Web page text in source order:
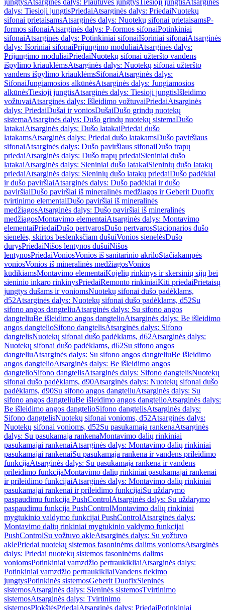
jungtysAtsarginės dalys: Plautuvės jungtysTiesioji jungtisAtsarginės
dalys: Tiesioji jungtisPriedaiAtsarginės dalys: PriedaiNuotekų
sifonai prietaisamsAtsarginės dalys: Nuotekų sifonai prietaisamsP-
formos sifonaiAtsarginės dalys: P-formos sifonaiPotinkiniai
sifonaiAtsarginės dalys: Potinkiniai sifonaiIšoriniai sifonaiAtsarginės
dalys: Išoriniai sifonaiPrijungimo moduliaiAtsarginės dalys:
Prijungimo moduliaiPriedaiNuotekų sifonai užteršto vandens
išpylimo kriauklėmsAtsarginės dalys: Nuotekų sifonai užteršto
vandens išpylimo kriauklėmsSifonaiAtsarginės dalys:
SifonaiJungiamosios alkūnėsAtsarginės dalys: Jungiamosios
alkūnėsTiesioji jungtisAtsarginės dalys: Tiesioji jungtisIšleidimo
vožtuvaiAtsarginės dalys: Išleidimo vožtuvaiPriedaiAtsarginės
dalys: PriedaiDušai ir voniosDušaiDušo grindų nuotekų
sistemaAtsarginės dalys: Dušo grindų nuotekų sistemaDušo
latakaiAtsarginės dalys: Dušo latakaiPriedai dušo
latakamsAtsarginės dalys: Priedai dušo latakamsDušo paviršiaus
sifonaiAtsarginės dalys: Dušo paviršiaus sifonaiDušo trapų
priedaiAtsarginės dalys: Dušo trapų priedaiSieniniai dušo
latakaiAtsarginės dalys: Sieniniai dušo latakaiSieninių dušo latakų
priedaiAtsarginės dalys: Sieninių dušo latakų priedaiDušo padėklai
ir dušo paviršiaiAtsarginės dalys: Dušo padėklai ir dušo
paviršiaiDušo paviršiai iš mineralinės medžiagos ir Geberit Duofix
tvirtinimo elementaiDušo paviršiai iš mineralinės
medžiagosAtsarginės dalys: Dušo paviršiai iš mineralinės
medžiagosMontavimo elementaiAtsarginės dalys: Montavimo
elementaiPriedaiDušo pertvarosDušo pertvarosStacionarios dušo
sienelės, skirtos beslenksčiam dušuiVonios sienelėsDušo
durysPriedaiNišos lentynos dušuiNišos
lentynosPriedaiVoniosVonios iš sanitarinio akriloStačiakampės
voniosVonios iš mineralinės medžiagosVonios
kūdikiamsMontavimo elementaiKojelių rinkinys ir skersinių sijų bei
sieninio inkaro rinkinysPriedaiRemonto rinkiniaiKiti priedaiPrietaisų
jungtys dušams ir voniomsNuotekų sifonai dušo padėklams,
d52Atsarginės dalys: Nuotekų sifonai dušo padėklams, d52Su
sifono angos dangteliuAtsarginės dalys: Su sifono angos
dangteliuBe išleidimo angos dangtelioAtsarginės dalys: Be išleidimo
angos dangtelioSifono dangtelisAtsarginės dalys: Sifono
dangtelisNuotekų sifonai dušo padėklams, d62Atsarginės dalys:
Nuotekų sifonai dušo padėklams, d62Su sifono angos
dangteliuAtsarginės dalys: Su sifono angos dangteliuBe išleidimo
angos dangtelioAtsarginės dalys: Be išleidimo angos
dangtelioSifono dangtelisAtsarginės dalys: Sifono dangtelisNuotekų
sifonai dušo padėklams, d90Atsarginės dalys: Nuotekų sifonai dušo
padėklams, d90Su sifono angos dangteliuAtsarginės dalys: Su
sifono angos dangteliuBe išleidimo angos dangtelioAtsarginės dalys:
Be išleidimo angos dangtelioSifono dangtelisAtsarginės dalys:
Sifono dangtelisNuotekų sifonai vonioms, d52Atsarginės dalys:
Nuotekų sifonai vonioms, d52Su pasukamąja rankenaAtsarginės
dalys: Su pasukamąja rankenaMontavimo dalių rinkiniai
pasukamajai rankenaiAtsarginės dalys: Montavimo dalių rinkiniai
pasukamajai rankenaiSu pasukamąja rankena ir vandens prileidimo
funkcijaAtsarginės dalys: Su pasukamąja rankena ir vandens
prileidimo funkcijaMontavimo dalių rinkiniai pasukamajai rankenai
ir prileidimo funkcijaiAtsarginės dalys: Montavimo dalių rinkiniai
pasukamajai rankenai ir prileidimo funkcijaiSu uždarymo
paspaudimu funkcija PushControlAtsarginės dalys: Su uždarymo
paspaudimu funkcija PushControlMontavimo dalių rinkiniai
mygtukinio valdymo funkcijai PushControlAtsarginės dalys:
Montavimo dalių rinkiniai mygtukinio valdymo funkcijai
PushControlSu vožtuvo akleAtsarginės dalys: Su vožtuvo
aklePriedai nuotekų sistemos fasoninėms dalims voniomsAtsarginės
dalys: Priedai nuotekų sistemos fasoninėms dalims
voniomsPotinkiniai vamzdžio pertraukikliaiAtsarginės dalys:
Potinkiniai vamzdžio pertraukikliaiVandens tiekimo
jungtysPotinkinės sistemosGeberit DuofixSieninės
sistemosAtsarginės dalys: Sieninės sistemosTvirtinimo
sistemosAtsarginės dalys: Tvirtinimo
sistemosPlokštėsPriedaiAtsarginės dalys: PriedaiPotinkiniai